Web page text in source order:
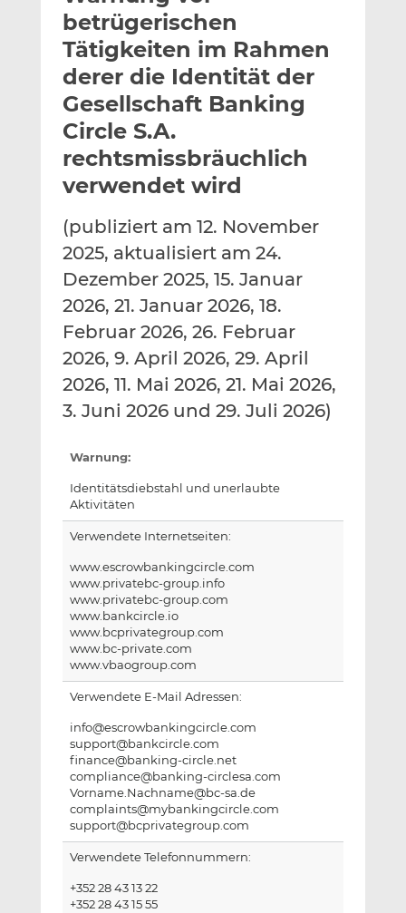
l
a
n
n
k
e
d
I
e
i
e
c
e
b
o
o
e
i
e
n
betrügerischen
Tätigkeiten im Rahmen
derer die Identität der
Gesellschaft Banking
Circle S.A.
rechtsmissbräuchlich
verwendet wird
(publiziert am 12. November
2025, aktualisiert am 24.
Dezember 2025, 15. Januar
2026, 21. Januar 2026, 18.
Februar 2026, 26. Februar
2026, 9. April 2026, 29. April
2026, 11. Mai 2026, 21. Mai 2026,
3. Juni 2026 und 29. Juli 2026)
Warnung:
Identitätsdiebstahl und unerlaubte
Aktivitäten
Verwendete Internetseiten:
www.escrowbankingcircle.com
www.privatebc-group.info
www.privatebc-group.com
www.bankcircle.io
www.bcprivategroup.com
www.bc-private.com
www.vbaogroup.com
Verwendete E-Mail Adressen:
info@escrowbankingcircle.com
support@bankcircle.com
finance@banking-circle.net
compliance@banking-circlesa.com
Vorname.Nachname@bc-sa.de
complaints@mybankingcircle.com
support@bcprivategroup.com
Verwendete Telefonnummern:
+352 28 43 13 22
+352 28 43 15 55